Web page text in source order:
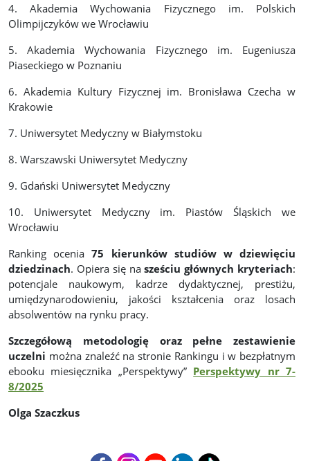
4. Akademia Wychowania Fizycznego im. Polskich
Olimpijczyków we Wrocławiu
5. Akademia Wychowania Fizycznego im. Eugeniusza
Piaseckiego w Poznaniu
6. Akademia Kultury Fizycznej im. Bronisława Czecha w
Krakowie
7. Uniwersytet Medyczny w Białymstoku
8. Warszawski Uniwersytet Medyczny
9. Gdański Uniwersytet Medyczny
10. Uniwersytet Medyczny im. Piastów Śląskich we
Wrocławiu
Ranking ocenia75 kierunków studiów w dziewięciu
dziedzinach. Opiera się nasześciu głównych kryteriach:
potencjale naukowym, kadrze dydaktycznej, prestiżu,
umiędzynarodowieniu, jakości kształcenia oraz losach
absolwentów na rynku pracy.
Szczegółową metodologię oraz pełne zestawienie
uczelni można znaleźć na stronie Rankingu i w bezpłatnym
ebooku miesięcznika „Perspektywy” Perspektywy nr 7-
8/2025
Olga Szaczkus